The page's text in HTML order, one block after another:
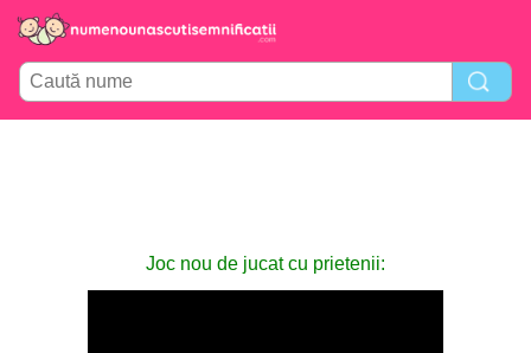
Joc nou de jucat cu prietenii: